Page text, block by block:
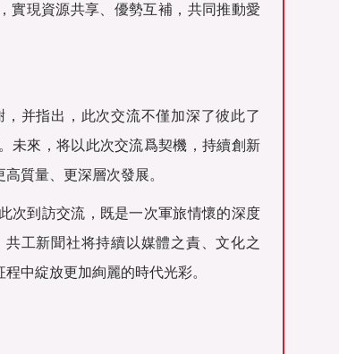
實現資源共享、優勢互補，共同推動愛
并指出，此次交流不僅加深了彼此了
未來，将以此次交流爲契機，持續創新
質量、更深層次發展。
次到訪交流，既是一次軍旅情懷的深度
工新聞社将持續以媒體之責、文化之
中綻放更加絢麗的時代光彩。